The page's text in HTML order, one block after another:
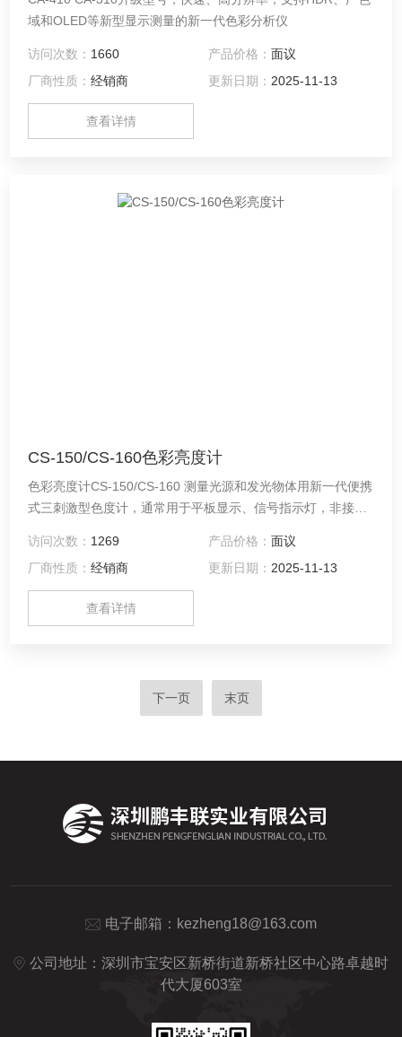
域和OLED等新型显示测量的新一代色彩分析仪
访问次数： 1660 产品价格： 面议
厂商性质：经销商 更新日期： 2025-11-13
查看详情
CS-150/CS-160色彩亮度计
色彩亮度计CS-150/CS-160 测量光源和发光物体用新一代便携
式三刺激型色度计，通常用于平板显示、信号指示灯，非接触
点，但配备新功能和参数、精确性更高、测量范围更广。
访问次数： 1269 产品价格： 面议
厂商性质：经销商 更新日期： 2025-11-13
查看详情
下一页 末页
电子邮箱： kezheng18@163.com
公司地址：深圳市宝安区新桥街道新桥社区中心路卓越时
代大厦603室